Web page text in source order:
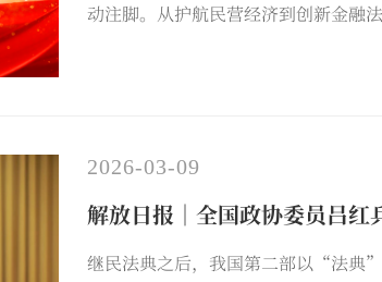
动注脚。从护航民营经济到创新金融
2026-03-09
解放日报｜全国政协委员吕红
继民法典之后，我国第二部以“法典